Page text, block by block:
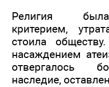
Религия
критерием,
стоила
насаждением
отвергалось
наследие,